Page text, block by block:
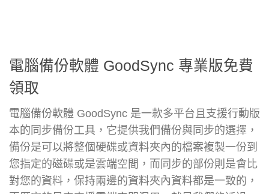
電腦備份軟體 GoodSync 專業版免費
領取
電腦備份軟體 GoodSync 是一款多平台且支援行動版
本的同步備份工具，它提供我們備份與同步的選擇，
備份是可以將整個硬碟或資料夾內的檔案複製一份到
您指定的磁碟或是雲端空間，而同步的部份則是會比
對您的資料，保持兩邊的資料夾內資料都是一致的，